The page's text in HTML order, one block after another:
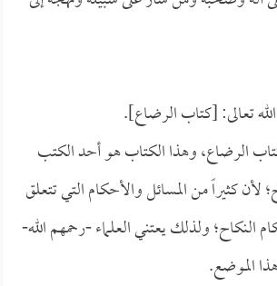
تعالى: [كتاب الرضاع].
الرضاع، وهذا الكتاب هو أحد الكتب
لأن كثيراً من المسائل والأحكام التي تتعلق
النكاح؛ ولذلك يعتني العلماء -رحمهم الله-
الموضع.